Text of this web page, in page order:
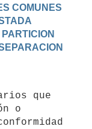
COMUNES
o